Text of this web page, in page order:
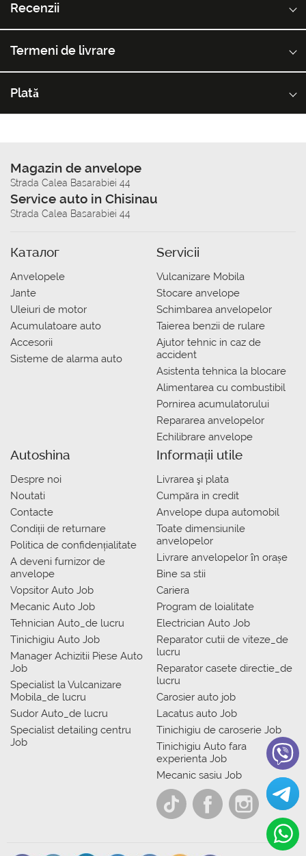
Recenzii
Termeni de livrare
Plată
Magazin de anvelope
Strada Calea Basarabiei 44
Service auto in Chisinau
Strada Calea Basarabiei 44
Каталог
Anvelopele
Jante
Uleiuri de motor
Acumulatoare auto
Accesorii
Sisteme de alarma auto
Servicii
Vulcanizare Mobila
Stocare anvelope
Schimbarea anvelopelor
Taierea benzii de rulare
Ajutor tehnic in caz de
accident
Asistenta tehnica la blocare
Alimentarea cu combustibil
Pornirea acumulatorului
Repararea anvelopelor
Echilibrare anvelope
Autoshina
Despre noi
Noutati
Contacte
Condiții de returnare
Politica de confidențialitate
A deveni furnizor de
anvelope
Vopsitor Auto Job
Mecanic Auto Job
Tehnician Auto_de lucru
Tinichigiu Auto Job
Manager Achizitii Piese Auto
Job
Specialist la Vulcanizare
Mobila_de lucru
Sudor Auto_de lucru
Specialist detailing centru
Job
Informații utile
Livrarea şi plata
Сumpăra in credit
Anvelope dupa automobil
Toate dimensiunile
anvelopelor
Livrare anvelopelor în orașe
Bine sa stii
Cariera
Program de loialitate
Electrician Auto Job
Reparator cutii de viteze_de
lucru
Reparator casete directie_de
lucru
Carosier auto job
Lacatus auto Job
Tinichigiu de caroserie Job
Tinichigiu Auto fara
experienta Job
Mecanic sasiu Job